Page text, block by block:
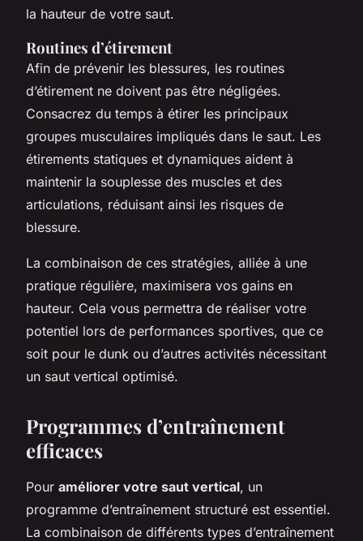
la hauteur de votre saut.
Routines d’étirement
Afin de prévenir les blessures, les routines
d’étirement ne doivent pas être négligées.
Consacrez du temps à étirer les principaux
groupes musculaires impliqués dans le saut. Les
étirements statiques et dynamiques aident à
maintenir la souplesse des muscles et des
articulations, réduisant ainsi les risques de
blessure.
La combinaison de ces stratégies, alliée à une
pratique régulière, maximisera vos gains en
hauteur. Cela vous permettra de réaliser votre
potentiel lors de performances sportives, que ce
soit pour le dunk ou d’autres activités nécessitant
un saut vertical optimisé.
Programmes d’entraînement
efficaces
Pour améliorer votre saut vertical, un
programme d’entraînement structuré est essentiel.
La combinaison de différents types d’entraînement